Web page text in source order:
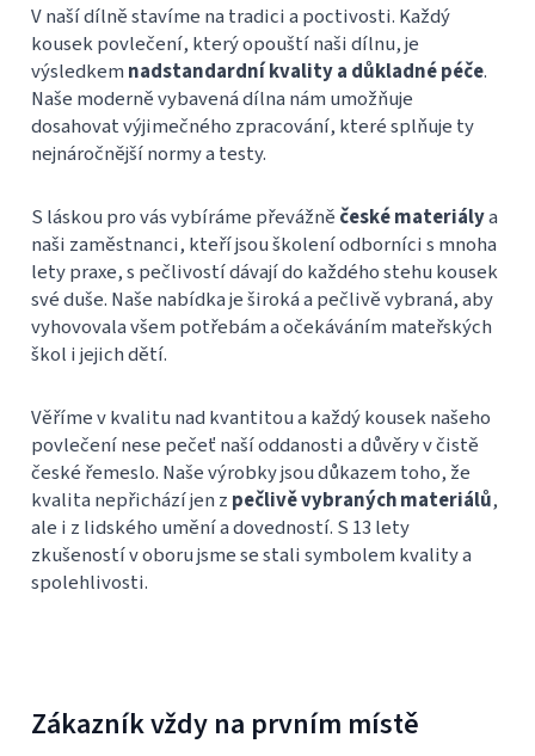
V naší dílně stavíme na tradici a poctivosti. Každý
kousek povlečení, který opouští naši dílnu, je
výsledkem nadstandardní kvality a důkladné péče.
Naše moderně vybavená dílna nám umožňuje
dosahovat výjimečného zpracování, které splňuje ty
nejnáročnější normy a testy.
S láskou pro vás vybíráme převážně české materiálya
naši zaměstnanci, kteří jsou školení odborníci s mnoha
lety praxe, s pečlivostí dávají do každého stehu kousek
své duše. Naše nabídka je široká a pečlivě vybraná, aby
vyhovovala všem potřebám a očekáváním mateřských
škol i jejich dětí.
Věříme v kvalitu nad kvantitou a každý kousek našeho
povlečení nese pečeť naší oddanosti a důvěry v čistě
české řemeslo. Naše výrobky jsou důkazem toho, že
kvalita nepřichází jen z pečlivě vybraných materiálů,
ale i z lidského umění a dovedností. S 13 lety
zkušeností v oboru jsme se stali symbolem kvality a
spolehlivosti.
Zákazník vždy na prvním místě